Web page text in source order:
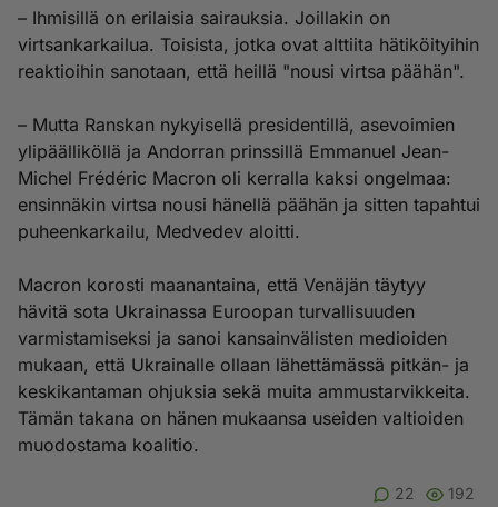
– Ihmisillä on erilaisia sairauksia. Joillakin on
virtsankarkailua. Toisista, jotka ovat alttiita hätiköityihin
reaktioihin sanotaan, että heillä "nousi virtsa päähän".
– Mutta Ranskan nykyisellä presidentillä, asevoimien
ylipäälliköllä ja Andorran prinssillä Emmanuel Jean-
Michel Frédéric Macron oli kerralla kaksi ongelmaa:
ensinnäkin virtsa nousi hänellä päähän ja sitten tapahtui
puheenkarkailu, Medvedev aloitti.
Macron korosti maanantaina, että Venäjän täytyy
hävitä sota Ukrainassa Euroopan turvallisuuden
varmistamiseksi ja sanoi kansainvälisten medioiden
mukaan, että Ukrainalle ollaan lähettämässä pitkän- ja
keskikantaman ohjuksia sekä muita ammustarvikkeita.
Tämän takana on hänen mukaansa useiden valtioiden
muodostama koalitio.
22 192